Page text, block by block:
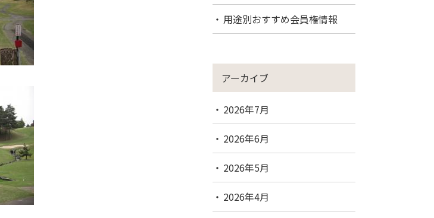
用途別おすすめ会員権情報
アーカイブ
2026年7月
2026年6月
2026年5月
2026年4月